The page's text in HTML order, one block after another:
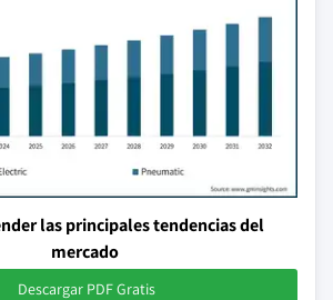
las principales tendencias del
mercado
Descargar PDF Gratis